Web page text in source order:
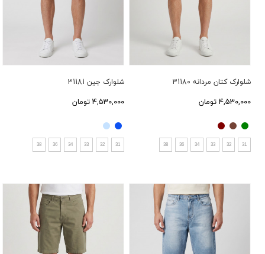
شلوارک کتان مردانه 31180
4,530,000 تومان
31
32
33
34
36
38
شلوارک جین 31181
4,530,000 تومان
31
32
33
34
36
38